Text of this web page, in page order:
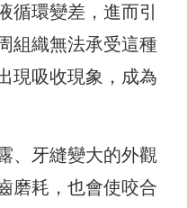
循環變差，進而引
組織無法承受這種
現吸收現象， 成為
、牙縫變大的外觀
磨耗，也會使咬合